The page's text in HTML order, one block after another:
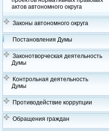
актов автономного округа
Законы автономного округа
Постановления Думы
Законотворческая деятельность
Думы
Контрольная деятельность
Думы
Противодействие коррупции
Обращения граждан